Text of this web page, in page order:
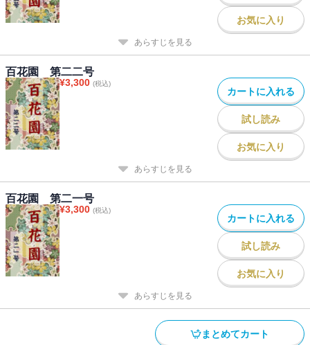
お気に入り
あらすじを見る
百花園 第二二号
¥3,300 (税込)
カートに入れる
試し読み
お気に入り
あらすじを見る
百花園 第二一号
¥3,300 (税込)
カートに入れる
試し読み
お気に入り
あらすじを見る
まとめてカート